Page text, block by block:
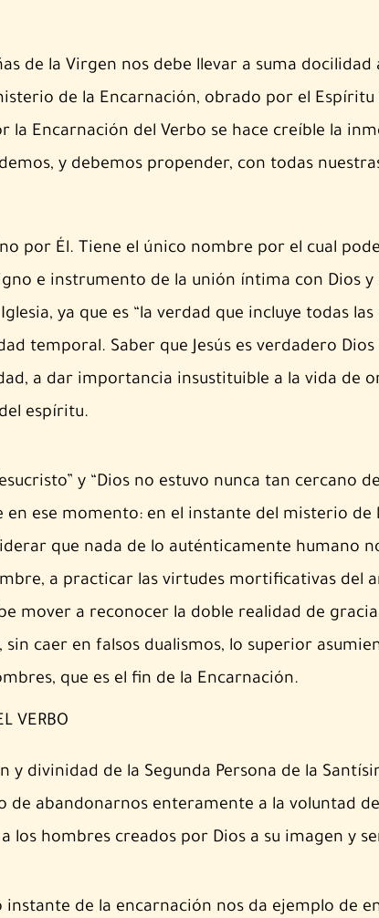
de la Virgen nos debe llevar a suma
de la Encarnación, obrado por el
Encarnación del Verbo se hace creíble la
y debemos pro­pender, con todas
por Él. Tiene el único nombre por el cual
e instrumento de la unión íntima con Dios
ya que es “la verdad que incluye todas las
temporal. Saber que Jesús es verdadero
a dar importancia insustituible a la vida de
espíritu.
y “Dios no estuvo nunca tan cercano
ese momento: en el instante del misterio de
que nada de lo auténticamente humano
a practicar las virtudes mortificativas del
mover a reconocer la doble realidad de
caer en falsos dualismos, lo superior
que es el fin de la Encarnación.
VERBO
y divinidad de la Segunda Persona de la
de abandonarnos enteramente a la voluntad
los hombres creados por Dios a su imagen y
instante de la encarnación nos da ejemplo de